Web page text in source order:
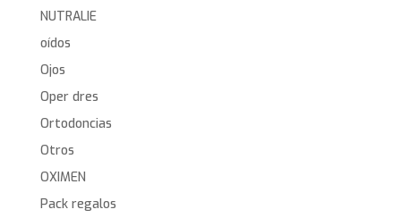
NUTRALIE
oídos
Ojos
Oper dres
Ortodoncias
Otros
OXIMEN
Pack regalos